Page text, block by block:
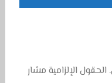
الحقول الإلزامية مشار